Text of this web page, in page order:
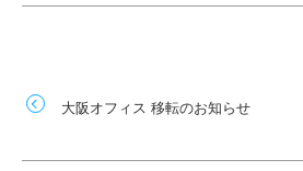
大阪オフィス 移転のお知らせ